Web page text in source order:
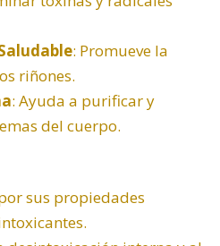
: Promueve la
riñones.
: Ayuda a purificar y
del cuerpo.
sus propiedades